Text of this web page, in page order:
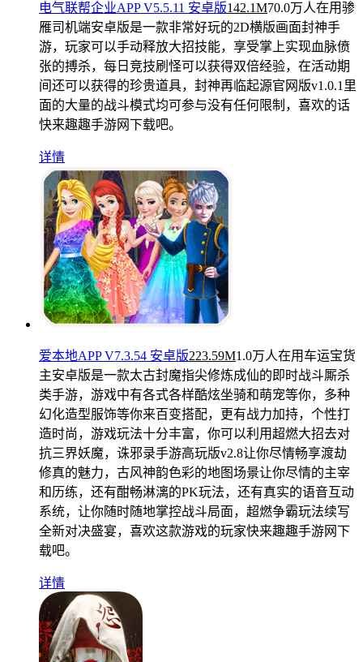
电气联帮企业APP V5.5.11 安卓版142.1M70.0万人在用骖
雁司机端安卓版是一款非常好玩的2D横版画面封神手
游，玩家可以手动释放大招技能，享受掌上实现血脉偾
张的搏杀，每日竞技刷怪可以获得双倍经验，在活动期
间还可以获得的珍贵道具，封神再临起源官网版v1.0.1里
面的大量的战斗模式均可参与没有任何限制，喜欢的话
快来趣趣手游网下载吧。
详情
爱本地APP V7.3.54 安卓版223.59M1.0万人在用 车运宝货
主安卓版是一款太古封魔指尖修炼成仙的即时战斗厮杀
类手游，游戏中有各式各样酷炫坐骑和萌宠等你，多种
幻化造型服饰等你来百变搭配，更有战力加持，个性打
造时尚，游戏玩法十分丰富，你可以利用超燃大招去对
抗三界妖魔，诛邪录手游高玩版v2.8让你尽情畅享渡劫
修真的魅力，古风神韵色彩的地图场景让你尽情的主宰
和历练，还有酣畅淋漓的PK玩法，还有真实的语音互动
系统，让你随时随地掌控战斗局面，超燃争霸玩法续写
全新对决盛宴，喜欢这款游戏的玩家快来趣趣手游网下
载吧。
详情